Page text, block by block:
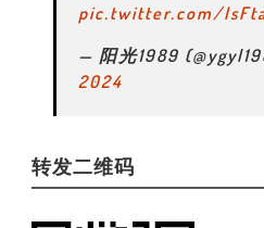
pic.twitter.com/
— 阳光1989
2024
转发二维码